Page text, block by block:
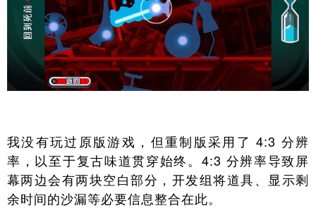
我没有玩过原版游戏，但重制版采用了 4:3 分辨
率，以至于复古味道贯穿始终。4:3 分辨率导致屏
幕两边会有两块空白部分，开发组将道具、显示剩
余时间的沙漏等必要信息整合在此。